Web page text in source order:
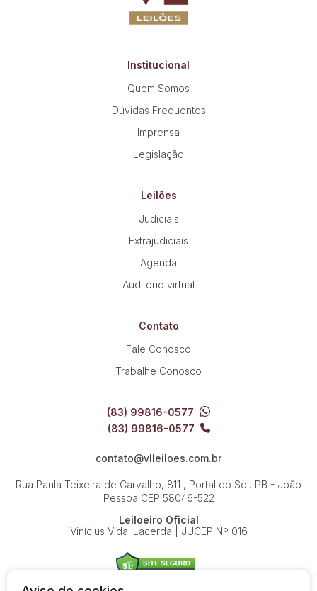
Institucional
Quem Somos
Dúvidas Frequentes
Imprensa
Legislação
Leilões
Judiciais
Extrajudiciais
Agenda
Auditório virtual
Contato
Fale Conosco
Trabalhe Conosco
(83) 99816-0577
(83) 99816-0577
contato@vlleiloes.com.br
Rua Paula Teixeira de Carvalho, 811 , Portal do Sol, PB - João
Pessoa CEP 58046-522
Leiloeiro Oficial
Vinícius Vidal Lacerda | JUCEP Nº 016